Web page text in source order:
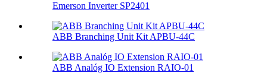
Emerson Inverter SP2401
ABB Branching Unit Kit APBU-44C
ABB Analóg IO Extension RAIO-01